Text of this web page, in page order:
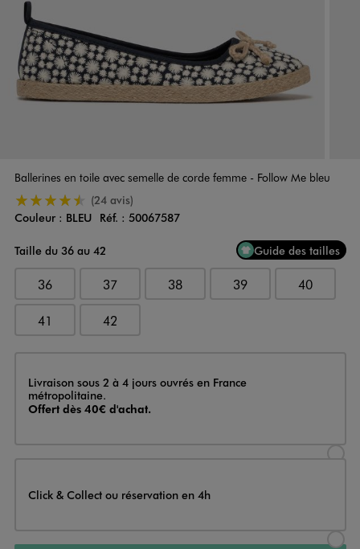
Ballerines en toile avec semelle de corde femme - Follow Me bleu
4.5/5 de moyenne
(24 avis)
Couleur
Couleur : BLEU Réf. : 50067587
Taille du 36 au 42
Guide des tailles
36 37 38 39 40
41 42
Livraison
Livraison sous 2 à 4 jours ouvrés en France
métropolitaine.
Offert dès 40€ d'achat.
Click & Collect ou réservation en 4h